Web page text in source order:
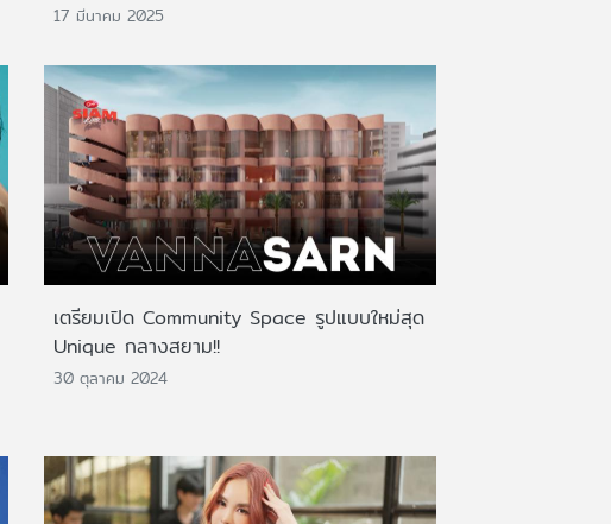
17 มีนาคม 2025
เตรียมเปิด Community Space รูปแบบใหม่สุด
Unique กลางสยาม!!
30 ตุลาคม 2024